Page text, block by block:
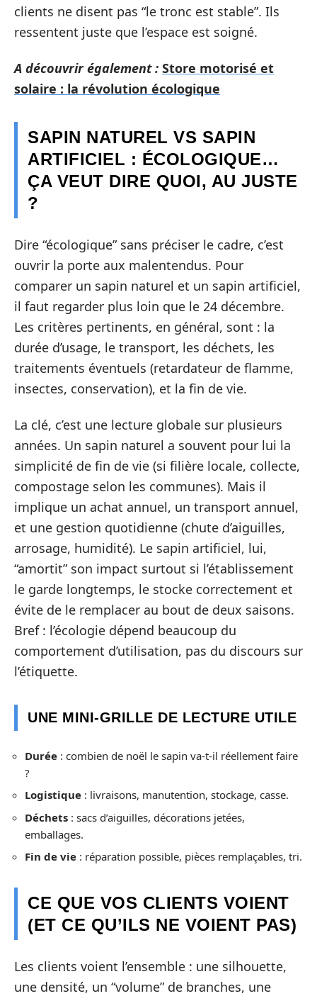
clients ne disent pas “le tronc est stable”. Ils
ressentent juste que l’espace est soigné.
A découvrir également : Store motorisé et
solaire : la révolution écologique
SAPIN NATUREL VS SAPIN
ARTIFICIEL : ÉCOLOGIQUE…
ÇA VEUT DIRE QUOI, AU JUSTE
?
Dire “écologique” sans préciser le cadre, c’est
ouvrir la porte aux malentendus. Pour
comparer un sapin naturel et un sapin artificiel,
il faut regarder plus loin que le 24 décembre.
Les critères pertinents, en général, sont : la
durée d’usage, le transport, les déchets, les
traitements éventuels (retardateur de flamme,
insectes, conservation), et la fin de vie.
La clé, c’est une lecture globale sur plusieurs
années. Un sapin naturel a souvent pour lui la
simplicité de fin de vie (si filière locale, collecte,
compostage selon les communes). Mais il
implique un achat annuel, un transport annuel,
et une gestion quotidienne (chute d’aiguilles,
arrosage, humidité). Le sapin artificiel, lui,
“amortit” son impact surtout si l’établissement
le garde longtemps, le stocke correctement et
évite de le remplacer au bout de deux saisons.
Bref : l’écologie dépend beaucoup du
comportement d’utilisation, pas du discours sur
l’étiquette.
UNE MINI-GRILLE DE LECTURE UTILE
Durée : combien de noël le sapin va-t-il réellement faire
?
Logistique : livraisons, manutention, stockage, casse.
Déchets : sacs d’aiguilles, décorations jetées,
emballages.
Fin de vie : réparation possible, pièces remplaçables, tri.
CE QUE VOS CLIENTS VOIENT
(ET CE QU’ILS NE VOIENT PAS)
Les clients voient l’ensemble : une silhouette,
une densité, un “volume” de branches, une